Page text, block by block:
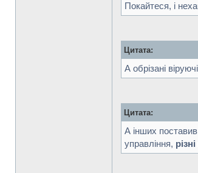
Покайтеся, і
Цитата:
А обрізані
Цитата:
А інших
управління,